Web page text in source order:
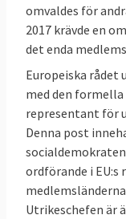
omvaldes för
2017 krävde en
det enda
Europeiska rådet
med den
representant för
Denna post
socialdemokraten
ordförande i
Utrikeschefen är